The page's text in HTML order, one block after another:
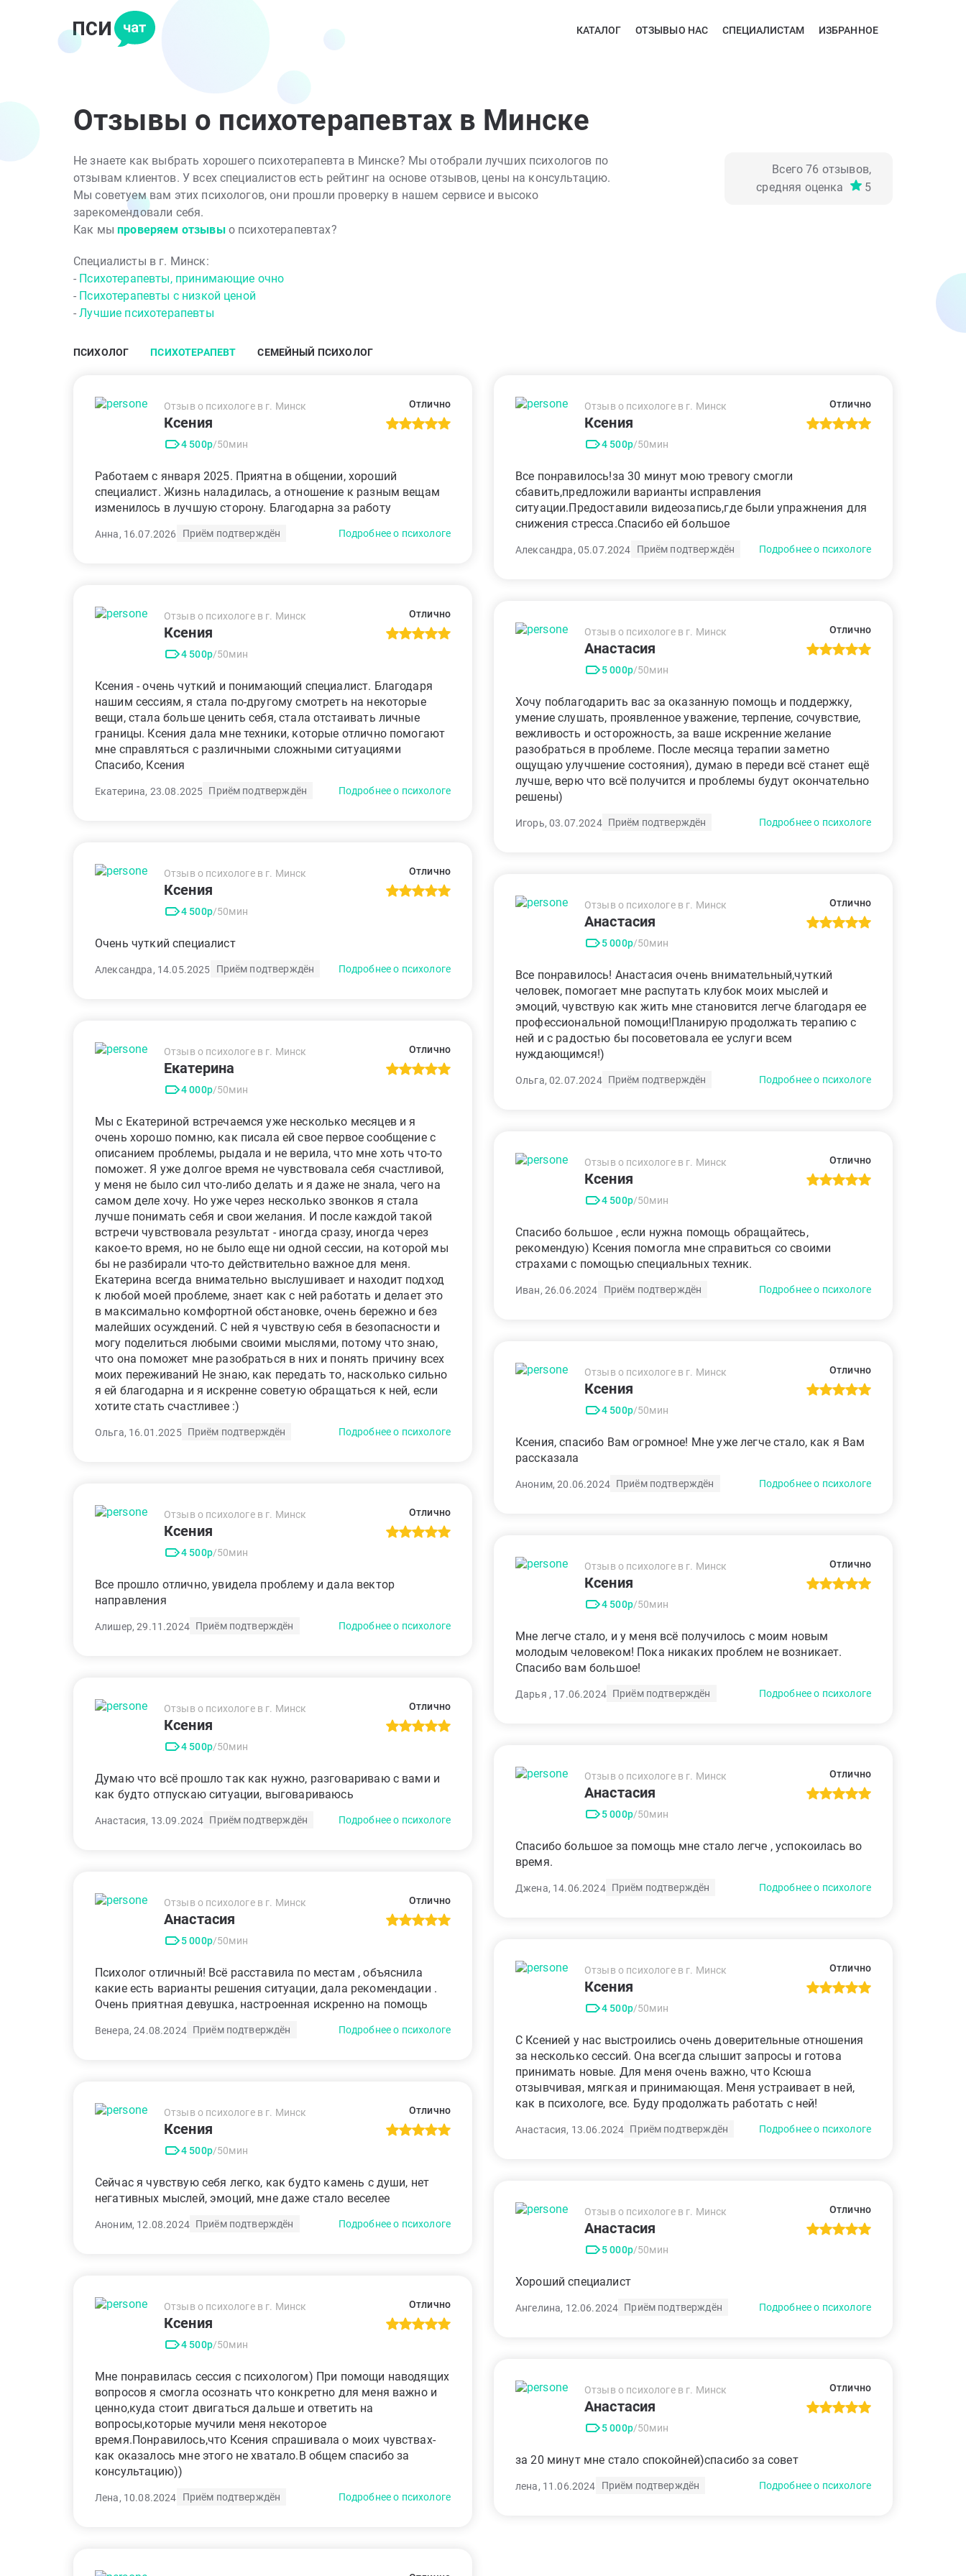
КАТАЛОГ ОТЗЫВЫО НАС СПЕЦИАЛИСТАМ ИЗБРАННОЕ
Отзывы о психотерапевтах в Минске
Не знаете как выбрать хорошего психотерапевта в Минске? Мы отобрали лучших психологов по
отзывам клиентов. У всех специалистов есть рейтинг на основе отзывов, цены на консультацию.
Мы советуем вам этих психологов, они прошли проверку в нашем сервисе и высоко
зарекомендовали себя.
Как мыпроверяем отзывыо психотерапевтах?
Специалисты в г. Минск:
- Психотерапевты, принимающие очно
- Психотерапевты с низкой ценой
-Лучшие психотерапевты
Всего76 отзывов,
средняя оценка
5
ПСИХОЛОГ ПСИХОТЕРАПЕВТ СЕМЕЙНЫЙ ПСИХОЛОГ
Отзыв о психологе в г. Минск
Ксения
4 500р/50мин
Отлично
Работаем с января 2025. Приятна в общении, хороший
специалист. Жизнь наладилась, а отношение к разным вещам
изменилось в лучшую сторону. Благодарна за работу
Анна, 16.07.2026 Приём подтверждён Подробнее о психологе
Отзыв о психологе в г. Минск
Ксения
4 500р/50мин
Отлично
Ксения - очень чуткий и понимающий специалист. Благодаря
нашим сессиям, я стала по-другому смотреть на некоторые
вещи, стала больше ценить себя, стала отстаивать личные
границы. Ксения дала мне техники, которые отлично помогают
мне справляться с различными сложными ситуациями
Спасибо, Ксения
Екатерина, 23.08.2025 Приём подтверждён Подробнее о психологе
Отзыв о психологе в г. Минск
Ксения
4 500р/50мин
Отлично
Очень чуткий специалист
Александра, 14.05.2025 Приём подтверждён Подробнее о психологе
Отзыв о психологе в г. Минск
Екатерина
4 000р/50мин
Отлично
Мы с Екатериной встречаемся уже несколько месяцев и я
очень хорошо помню, как писала ей свое первое сообщение с
описанием проблемы, рыдала и не верила, что мне хоть что-то
поможет. Я уже долгое время не чувствовала себя счастливой,
у меня не было сил что-либо делать и я даже не знала, чего на
самом деле хочу. Но уже через несколько звонков я стала
лучше понимать себя и свои желания. И после каждой такой
встречи чувствовала результат - иногда сразу, иногда через
какое-то время, но не было еще ни одной сессии, на которой мы
бы не разбирали что-то действительно важное для меня.
Екатерина всегда внимательно выслушивает и находит подход
к любой моей проблеме, знает как с ней работать и делает это
в максимально комфортной обстановке, очень бережно и без
малейших осуждений. С ней я чувствую себя в безопасности и
могу поделиться любыми своими мыслями, потому что знаю,
что она поможет мне разобраться в них и понять причину всех
моих переживаний Не знаю, как передать то, насколько сильно
я ей благодарна и я искренне советую обращаться к ней, если
хотите стать счастливее :)
Ольга, 16.01.2025 Приём подтверждён Подробнее о психологе
Отзыв о психологе в г. Минск
Ксения
4 500р/50мин
Отлично
Все прошло отлично, увидела проблему и дала вектор
направления
Алишер, 29.11.2024 Приём подтверждён Подробнее о психологе
Отзыв о психологе в г. Минск
Ксения
4 500р/50мин
Отлично
Думаю что всё прошло так как нужно, разговариваю с вами и
как будто отпускаю ситуации, выговариваюсь
Анастасия, 13.09.2024 Приём подтверждён Подробнее о психологе
Отзыв о психологе в г. Минск
Анастасия
5 000р/50мин
Отлично
Психолог отличный! Всё расставила по местам , объяснила
какие есть варианты решения ситуации, дала рекомендации .
Очень приятная девушка, настроенная искренно на помощь
Венера, 24.08.2024 Приём подтверждён Подробнее о психологе
Отзыв о психологе в г. Минск
Ксения
4 500р/50мин
Отлично
Сейчас я чувствую себя легко, как будто камень с души, нет
негативных мыслей, эмоций, мне даже стало веселее
Аноним, 12.08.2024 Приём подтверждён Подробнее о психологе
Отзыв о психологе в г. Минск
Ксения
4 500р/50мин
Отлично
Мне понравилась сессия с психологом) При помощи наводящих
вопросов я смогла осознать что конкретно для меня важно и
ценно,куда стоит двигаться дальше и ответить на
вопросы,которые мучили меня некоторое
время.Понравилось,что Ксения спрашивала о моих чувствах-
как оказалось мне этого не хватало.В общем спасибо за
консультацию))
Лена, 10.08.2024 Приём подтверждён Подробнее о психологе
Отзыв о психологе в г. Минск
Ксения
4 500р/50мин
Отлично
Все понравилось!за 30 минут мою тревогу смогли
сбавить,предложили варианты исправления
ситуации.Предоставили видеозапись,где были упражнения для
снижения стресса.Спасибо ей большое
Александра, 05.07.2024 Приём подтверждён Подробнее о психологе
Отзыв о психологе в г. Минск
Анастасия
5 000р/50мин
Отлично
Хочу поблагодарить вас за оказанную помощь и поддержку,
умение слушать, проявленное уважение, терпение, сочувствие,
вежливость и осторожность, за ваше искренние желание
разобраться в проблеме. После месяца терапии заметно
ощущаю улучшение состояния), думаю в переди всё станет ещё
лучше, верю что всё получится и проблемы будут окончательно
решены)
Игорь, 03.07.2024 Приём подтверждён Подробнее о психологе
Отзыв о психологе в г. Минск
Анастасия
5 000р/50мин
Отлично
Все понравилось! Анастасия очень внимательный,чуткий
человек, помогает мне распутать клубок моих мыслей и
эмоций, чувствую как жить мне становится легче благодаря ее
профессиональной помощи!Планирую продолжать терапию с
ней и с радостью бы посоветовала ее услуги всем
нуждающимся!)
Ольга, 02.07.2024 Приём подтверждён Подробнее о психологе
Отзыв о психологе в г. Минск
Ксения
4 500р/50мин
Отлично
Спасибо большое , если нужна помощь обращайтесь,
рекомендую) Ксения помогла мне справиться со своими
страхами с помощью специальных техник.
Иван, 26.06.2024 Приём подтверждён Подробнее о психологе
Отзыв о психологе в г. Минск
Ксения
4 500р/50мин
Отлично
Ксения, спасибо Вам огромное! Мне уже легче стало, как я Вам
рассказала
Аноним, 20.06.2024 Приём подтверждён Подробнее о психологе
Отзыв о психологе в г. Минск
Ксения
4 500р/50мин
Отлично
Мне легче стало, и у меня всё получилось с моим новым
молодым человеком! Пока никаких проблем не возникает.
Спасибо вам большое!
Дарья , 17.06.2024 Приём подтверждён Подробнее о психологе
Отзыв о психологе в г. Минск
Анастасия
5 000р/50мин
Отлично
Спасибо большое за помощь мне стало легче , успокоилась во
время.
Джена, 14.06.2024 Приём подтверждён Подробнее о психологе
Отзыв о психологе в г. Минск
Ксения
4 500р/50мин
Отлично
С Ксенией у нас выстроились очень доверительные отношения
за несколько сессий. Она всегда слышит запросы и готова
принимать новые. Для меня очень важно, что Ксюша
отзывчивая, мягкая и принимающая. Меня устраивает в ней,
как в психологе, все. Буду продолжать работать с ней!
Анастасия, 13.06.2024 Приём подтверждён Подробнее о психологе
Отзыв о психологе в г. Минск
Анастасия
5 000р/50мин
Отлично
Хороший специалист
Ангелина, 12.06.2024 Приём подтверждён Подробнее о психологе
Отзыв о психологе в г. Минск
Анастасия
5 000р/50мин
Отлично
за 20 минут мне стало спокойней)спасибо за совет
лена, 11.06.2024 Приём подтверждён Подробнее о психологе